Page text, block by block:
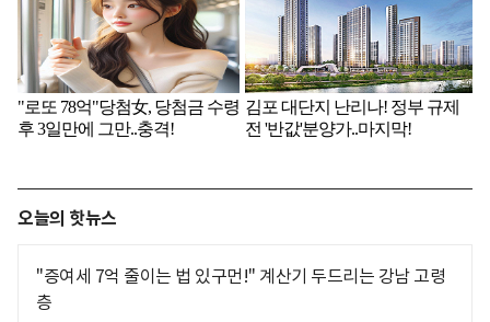
오늘의 핫뉴스
"증여세 7억 줄이는 법 있구먼!" 계산기 두드리는 강남 고령
층